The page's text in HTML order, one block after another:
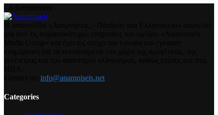
info@anamniseis.net
Categories